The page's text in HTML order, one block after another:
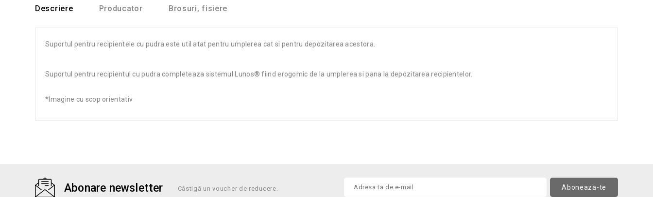
Descriere Producator Brosuri, fisiere
Suportul pentru recipientele cu pudra este util atat pentru umplerea cat si pentru depozitarea acestora.
Suportul pentru recipientul cu pudra completeaza sistemul Lunos® fiind erogomic de la umplerea si pana la depozitarea recipientelor.
*Imagine cu scop orientativ
Abonare newsletter Câstigă un voucher de reducere.